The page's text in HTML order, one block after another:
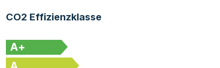
CO2 Effizienzklasse